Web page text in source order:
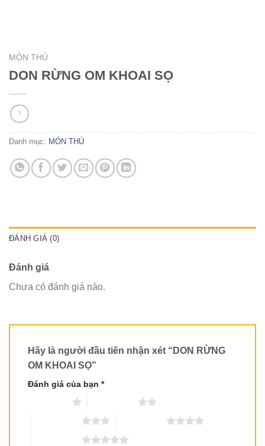
MÓN THÚ
DON RỪNG OM KHOAI SỌ
Danh mục: MÓN THÚ
ĐÁNH GIÁ (0)
Đánh giá
Chưa có đánh giá nào.
Hãy là người đầu tiên nhận xét “DON RỪNG
OM KHOAI SỌ”
Đánh giá của bạn *